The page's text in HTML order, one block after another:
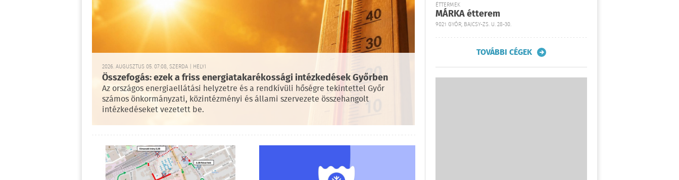
2026. AUGUSZTUS 05. 07:08, SZERDA | HELYI
Összefogás: ezek a friss energiatakarékossági intézkedések Győrben
Az országos energiaellátási helyzetre és a rendkívüli hőségre tekintettel Győr
számos önkormányzati, közintézményi és állami szervezete összehangolt
intézkedéseket vezetett be.
ÉTTERMEK
MÁRKA étterem
9021 GYŐR, BAJCSY-ZS. U. 28-30.
TOVÁBBI CÉGEK